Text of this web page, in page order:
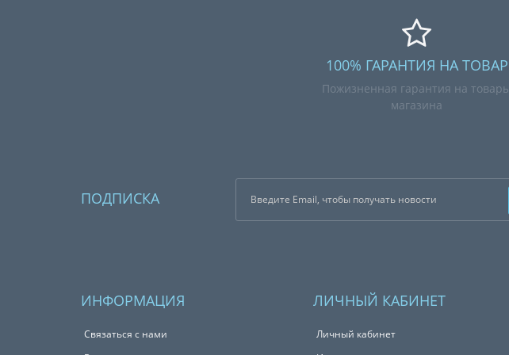
100% ГАРАНТИЯ НА ТОВАР
Пожизненная гарантия на товары
магазина
ПОДПИСКА
ИНФОРМАЦИЯ
Связаться с нами
ЛИЧНЫЙ КАБИНЕТ
Личный кабинет